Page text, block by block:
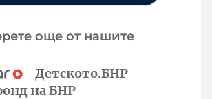
още от нашите
Детското.БНР
на БНР